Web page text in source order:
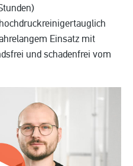
Einsatz mit
und schadenfrei vom